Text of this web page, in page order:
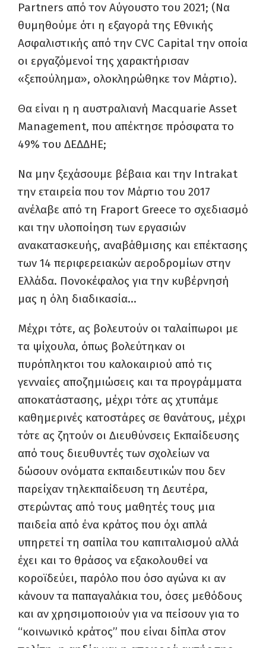
Partners από τον Αύγουστο του 2021; (Να
θυμηθούμε ότι η εξαγορά της Εθνικής
Ασφαλιστικής από την CVC Capital την οποία
οι εργαζόμενοί της χαρακτήρισαν
«ξεπούλημα», ολοκληρώθηκε τον Μάρτιο).
Θα είναι η η αυστραλιανή Macquarie Asset
Management, που απέκτησε πρόσφατα το
49% του ΔΕΔΔΗΕ;
Να μην ξεχάσουμε βέβαια και την Intrakat
την εταιρεία που τον Μάρτιο του 2017
ανέλαβε από τη Fraport Greece το σχεδιασμό
και την υλοποίηση των εργασιών
ανακατασκευής, αναβάθμισης και επέκτασης
των 14 περιφερειακών αεροδρομίων στην
Ελλάδα. Πονοκέφαλος για την κυβέρνησή
μας η όλη διαδικασία…
Μέχρι τότε, ας βολευτούν οι ταλαίπωροι με
τα ψίχουλα, όπως βολεύτηκαν οι
πυρόπληκτοι του καλοκαιριού από τις
γενναίες αποζημιώσεις και τα προγράμματα
αποκατάστασης, μέχρι τότε ας χτυπάμε
καθημερινές κατοστάρες σε θανάτους, μέχρι
τότε ας ζητούν οι Διευθύνσεις Εκπαίδευσης
από τους διευθυντές των σχολείων να
δώσουν ονόματα εκπαιδευτικών που δεν
παρείχαν τηλεκπαίδευση τη Δευτέρα,
στερώντας από τους μαθητές τους μια
παιδεία από ένα κράτος που όχι απλά
υπηρετεί τη σαπίλα του καπιταλισμού αλλά
έχει και το θράσος να εξακολουθεί να
κοροϊδεύει, παρόλο που όσο αγώνα κι αν
κάνουν τα παπαγαλάκια του, όσες μεθόδους
και αν χρησιμοποιούν για να πείσουν για το
“κοινωνικό κράτος” που είναι δίπλα στον